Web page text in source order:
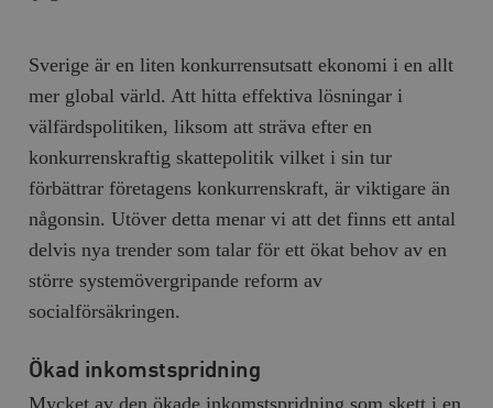
Sverige är en liten konkurrensutsatt ekonomi i en allt
mer global värld. Att hitta effektiva lösningar i
välfärdspolitiken, liksom att sträva efter en
konkurrenskraftig skattepolitik vilket i sin tur
förbättrar företagens konkurrenskraft, är viktigare än
någonsin. Utöver detta menar vi att det finns ett antal
delvis nya trender som talar för ett ökat behov av en
större systemövergripande reform av
socialförsäkringen.
Ökad inkomstspridning